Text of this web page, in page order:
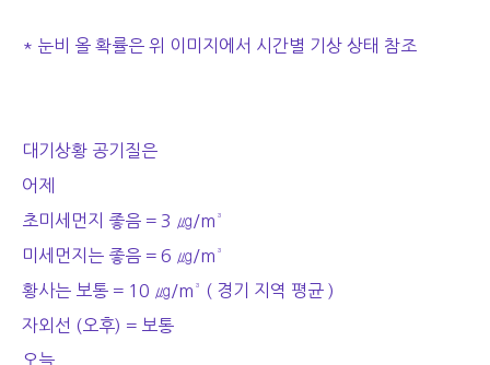
* 눈비 올 확률은 위 이미지에서 시간별 기상 상태 참조
대기상황 공기질은
어제
초미세먼지 좋음 = 3 ㎍/m³
미세먼지는 좋음 = 6 ㎍/m³
황사는 보통 = 10 ㎍/m³ ( 경기 지역 평균 )
자외선 (오후) = 보통
오늘